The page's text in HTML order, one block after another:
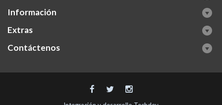
Información
Extras
Contáctenos